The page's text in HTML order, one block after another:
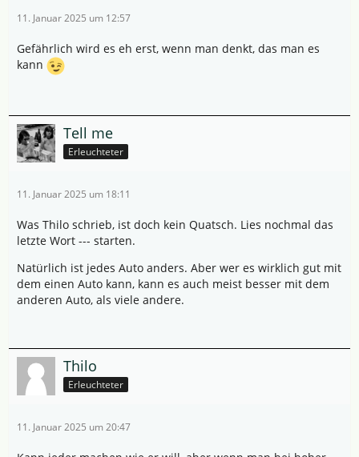
11. Januar 2025 um 12:57
Gefährlich wird es eh erst, wenn man denkt, das man es
kann
Tell me
Erleuchteter
11. Januar 2025 um 18:11
Was Thilo schrieb, ist doch kein Quatsch. Lies nochmal das
letzte Wort --- starten.
Natürlich ist jedes Auto anders. Aber wer es wirklich gut mit
dem einen Auto kann, kann es auch meist besser mit dem
anderen Auto, als viele andere.
Thilo
Erleuchteter
11. Januar 2025 um 20:47